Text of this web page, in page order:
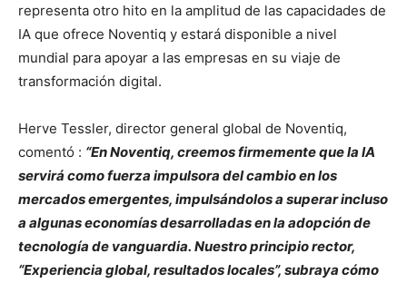
representa otro hito en la amplitud de las capacidades de
IA que ofrece Noventiq y estará disponible a nivel
mundial para apoyar a las empresas en su viaje de
transformación digital.
Herve Tessler, director general global de Noventiq,
comentó : “En Noventiq, creemos firmemente que la IA
servirá como fuerza impulsora del cambio en los
mercados emergentes, impulsándolos a superar incluso
a algunas economías desarrolladas en la adopción de
tecnología de vanguardia. Nuestro principio rector,
“Experiencia global, resultados locales”, subraya cómo